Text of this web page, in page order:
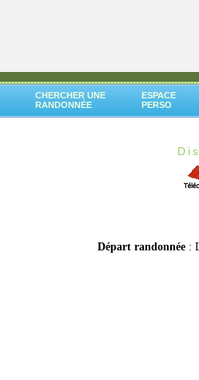
CHERCHER UNE
RANDONNÉE
ESPACE
PERSO
Départ randonnée :